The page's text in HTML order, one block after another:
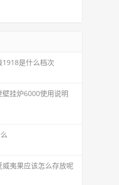
是什么档次
挂炉6000使用说明
夷果应该怎么存放呢